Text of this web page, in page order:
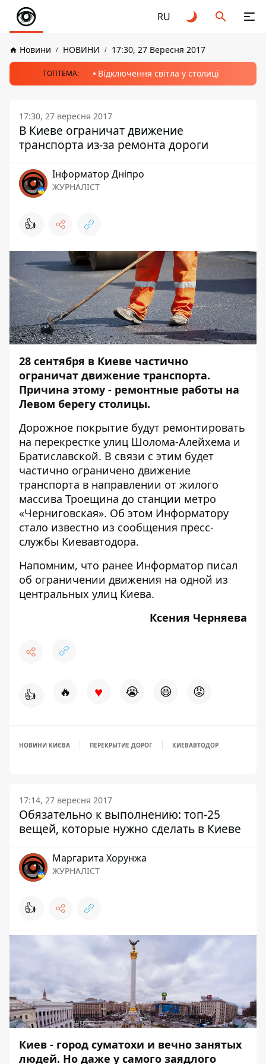
RU
Новини НОВИНИ 17:30, 27 Вересня 2017
ТОПТЕМА: Відключення світла у столиці
17:30, 27 вересня 2017
В Киеве ограничат движение
транспорта из-за ремонта дороги
Інформатор Дніпро
ЖУРНАЛІСТ
👍
28 сентября в Киеве частично
ограничат движение транспорта.
Причина этому - ремонтные работы на
Левом берегу столицы.
Дорожное покрытие будут ремонтировать
на перекрестке улиц Шолома-Алейхема и
Братиславской. В связи с этим будет
частично ограничено движение
транспорта в направлении от жилого
массива Троещина до станции метро
«Черниговская». Об этом Информатору
стало известно из сообщения пресс-
службы Киевавтодора.
Напомним, что ранее Информатор писал
об ограничении движения на одной из
центральных улиц Киева.
Ксения Черняева
👍 🔥 ♥ 😭 😆 😡
НОВИНИ КИЄВА ПЕРЕКРЫТИЕ ДОРОГ КИЕВАВТОДОР
17:14, 27 вересня 2017
Обязательно к выполнению: топ-25
вещей, которые нужно сделать в Киеве
Маргарита Хорунжа
ЖУРНАЛІСТ
👍
Киев - город суматохи и вечно занятых
людей. Но даже у самого заядлого